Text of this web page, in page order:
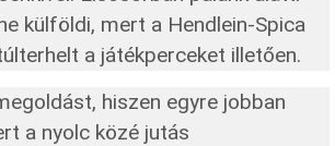
külföldi, mert a Hendlein-Spica
a játékperceket illetően.
hiszen egyre jobban
a nyolc közé jutás